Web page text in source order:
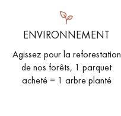
ENVIRONNEMENT
Agissez pour la reforestation
de nos forêts, 1 parquet
acheté = 1 arbre planté